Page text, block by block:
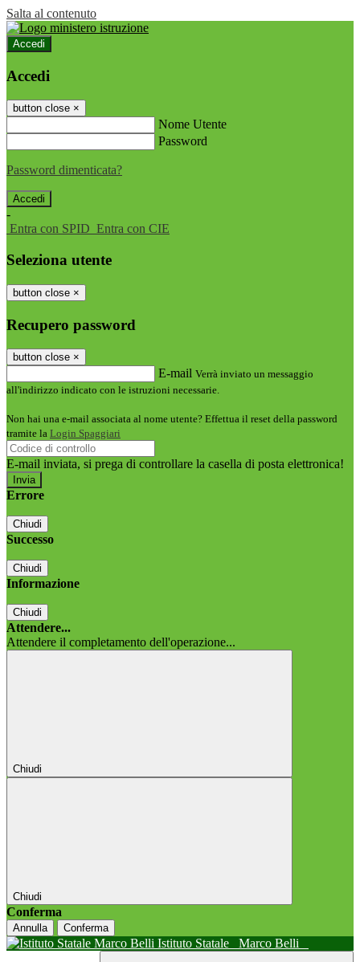
Salta al contenuto
Accedi
Accedi
button close ×
Nome Utente
Password
Password dimenticata?
-
Entra con SPID Entra con CIE
Seleziona utente
button close ×
Recupero password
button close ×
E-mail Verrà inviato un messaggio
all'indirizzo indicato con le istruzioni necessarie.
Non hai una e-mail associata al nome utente? Effettua il reset della password
tramite la Login Spaggiari
E-mail inviata, si prega di controllare la casella di posta elettronica!
Errore
Chiudi
Successo
Chiudi
Informazione
Chiudi
Attendere...
Attendere il completamento dell'operazione...
Chiudi
Chiudi
Conferma
Annulla Conferma
Istituto Statale Marco Belli